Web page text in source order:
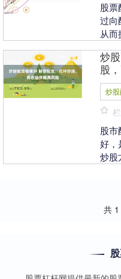
股票
过向
从
资者
炒
股
炒
股市
好，
炒股
共